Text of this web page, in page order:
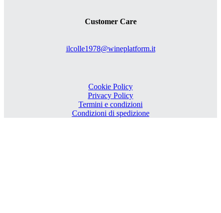
Customer Care
ilcolle1978@wineplatform.it
Cookie Policy
Privacy Policy
Termini e condizioni
Condizioni di spedizione